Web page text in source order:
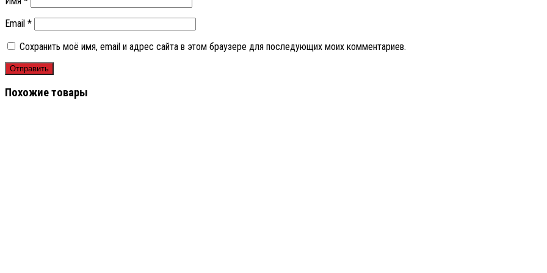
Email *
Сохранить моё имя, email и адрес сайта в этом браузере для последующих моих комментариев.
Похожие товары